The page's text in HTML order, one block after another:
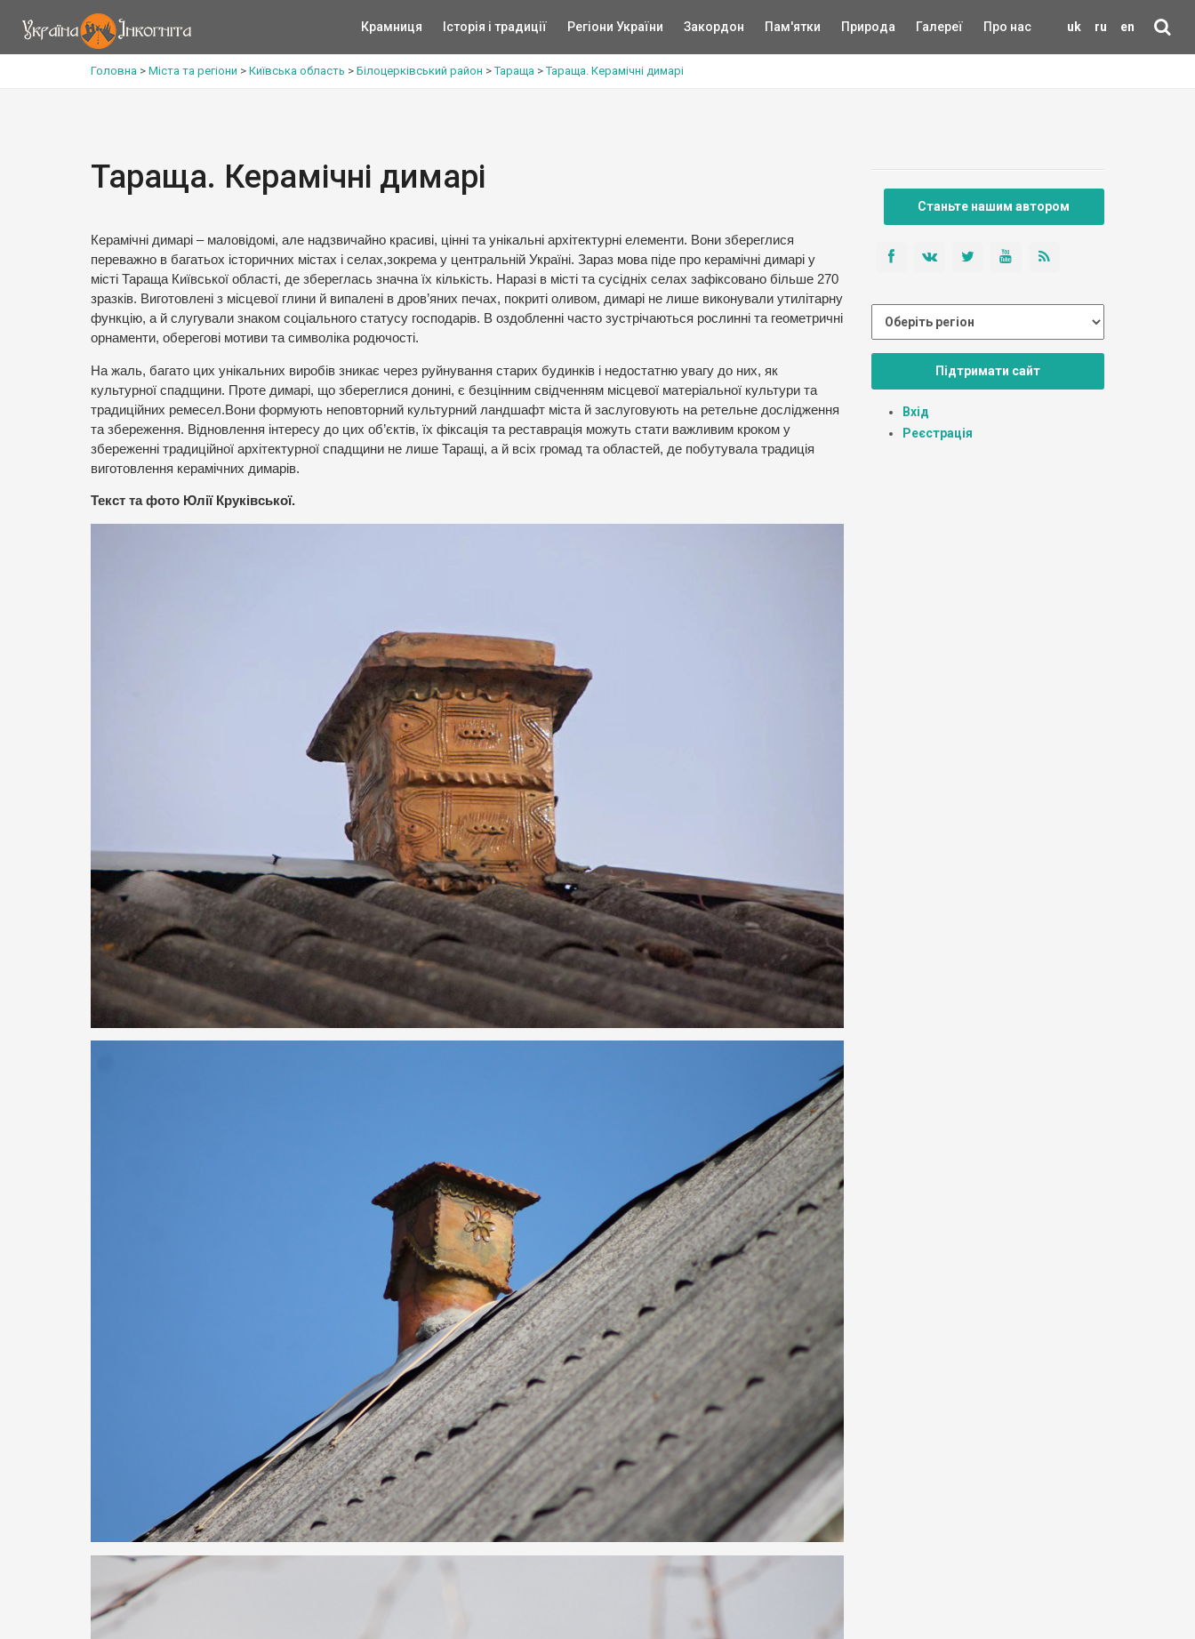
uk ru en
Крамниця Історія і традиції Регіони України Закордон Пам'ятки Природа Галереї Про нас
Головна > Міста та регіони > Київська область > Білоцерківський район >Тараща >Тараща. Керамічні димарі
Тараща. Керамічні димарі
Керамічні димарі – маловідомі, але надзвичайно красиві, цінні та унікальні архітектурні елементи. Вони збереглися
переважно в багатьох історичних містах і селах,зокрема у центральній Україні. Зараз мова піде про керамічні димарі у
місті Тараща Київської області, де збереглась значна їх кількість. Наразі в місті та сусідніх селах зафіксовано більше 270
зразків. Виготовлені з місцевої глини й випалені в дров’яних печах, покриті оливом, димарі не лише виконували утилітарну
функцію, а й слугували знаком соціального статусу господарів. В оздобленні часто зустрічаються рослинні та геометричні
орнаменти, оберегові мотиви та символіка родючості.
На жаль, багато цих унікальних виробів зникає через руйнування старих будинків і недостатню увагу до них, як
культурної спадщини. Проте димарі, що збереглися донині, є безцінним свідченням місцевої матеріальної культури та
традиційних ремесел.Вони формують неповторний культурний ландшафт міста й заслуговують на ретельне дослідження
та збереження. Відновлення інтересу до цих об’єктів, їх фіксація та реставрація можуть стати важливим кроком у
збереженні традиційної архітектурної спадщини не лише Таращі, а й всіх громад та областей, де побутувала традиція
виготовлення керамічних димарів.
Текст та фото Юлії Круківської.
Станьте нашим автором
Підтримати сайт
Вхід
Реєстрація